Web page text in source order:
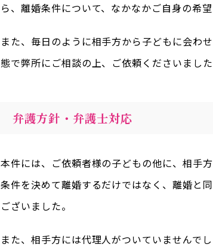
ら、離婚条件について、なかなかご自身の希
また、毎日のように相手方から子どもに会わ
態で弊所にご相談の上、ご依頼くださいました
弁護方針・弁護士対応
本件には、ご依頼者様の子どもの他に、相手
条件を決めて離婚するだけではなく、離婚と
ございました。
また、相手方には代理人がついていませんで